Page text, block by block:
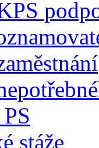
stáže